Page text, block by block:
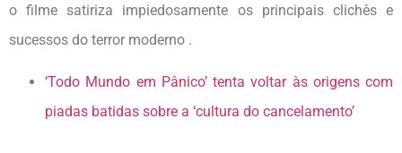
o filme satiriza impiedosamente os principais clichês e
sucessos do terror moderno .
‘Todo Mundo em Pânico’ tenta voltar às origens com
piadas batidas sobre a ‘cultura do cancelamento’